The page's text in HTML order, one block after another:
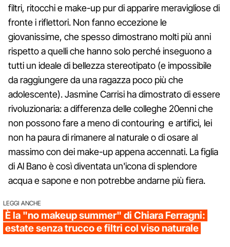
filtri, ritocchi e make-up pur di apparire meravigliose di
fronte i riflettori. Non fanno eccezione le
giovanissime, che spesso dimostrano molti più anni
rispetto a quelli che hanno solo perché inseguono a
tutti un ideale di bellezza stereotipato (e impossibile
da raggiungere da una ragazza poco più che
adolescente). Jasmine Carrisi ha dimostrato di essere
rivoluzionaria: a differenza delle colleghe 20enni che
non possono fare a meno di contouring e artifici, lei
non ha paura di rimanere al naturale o di osare al
massimo con dei make-up appena accennati. La figlia
di Al Bano è così diventata un'icona di splendore
acqua e sapone e non potrebbe andarne più fiera.
LEGGI ANCHE
È la "no makeup summer" di Chiara Ferragni:
estate senza trucco e filtri col viso naturale